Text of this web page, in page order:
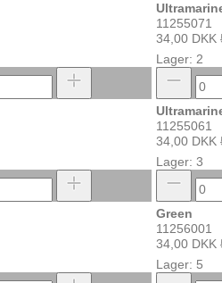
11255071
34,00 DKK
Lager: 2
11255061
34,00 DKK
Lager: 3
Green
11256001
34,00 DKK
Lager: 5